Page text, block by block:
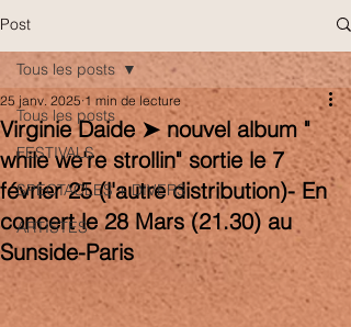
Post
Tous les posts
FESTIVALS
SPECTACLES + DIVERS
ARTISTES
Tous les posts
Virginie Daide ➤ nouvel album "
while we're strollin" sortie le 7
février 25 (l'autre distribution)- En
concert le 28 Mars (21.30) au
Sunside-Paris
25 janv. 2025 1 min de lecture